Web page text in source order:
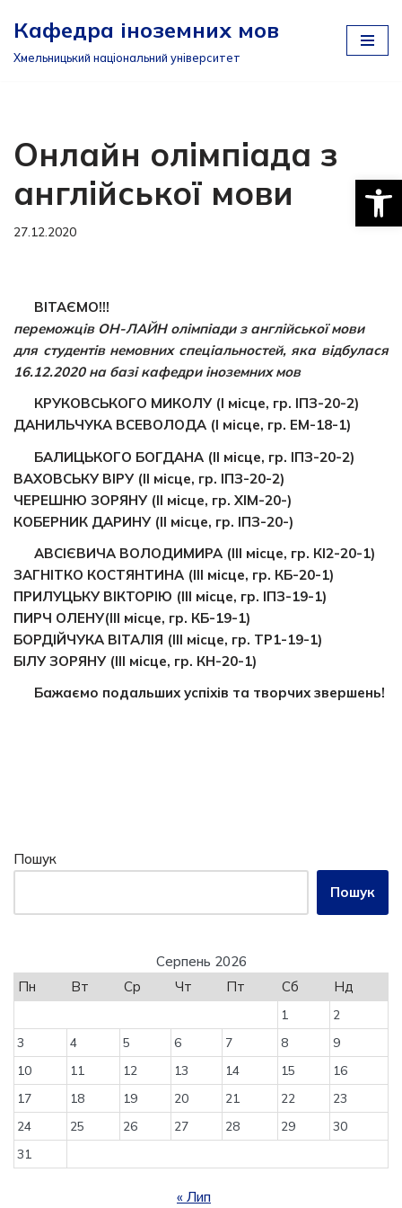
Перейти
Кафедра іноземних мов
Хмельницький національний університет
Онлайн олімпіада з
англійської мови
27.12.2020
ВІТАЄМО!!!
переможців ОН-ЛАЙН олімпіади з англійської мови
для студентів немовних спеціальностей,яка відбулася
16.12.2020 на базі кафедри іноземних мов
КРУКОВСЬКОГО МИКОЛУ (І місце, гр. ІПЗ-20-2)
ДАНИЛЬЧУКА ВСЕВОЛОДА (І місце, гр. ЕМ-18-1)
БАЛИЦЬКОГО БОГДАНА (ІІ місце, гр. ІПЗ-20-2)
ВАХОВСЬКУ ВІРУ (ІІ місце, гр. ІПЗ-20-2)
ЧЕРЕШНЮ ЗОРЯНУ (ІІ місце, гр. ХІМ-20-)
КОБЕРНИК ДАРИНУ (ІІ місце, гр. ІПЗ-20-)
АВСІЄВИЧА ВОЛОДИМИРА (ІІІ місце, гр. КІ2-20-1)
ЗАГНІТКО КОСТЯНТИНА (ІІІ місце, гр. КБ-20-1)
ПРИЛУЦЬКУ ВІКТОРІЮ (ІІІ місце, гр. ІПЗ-19-1)
ПИРЧ ОЛЕНУ(ІІІ місце, гр. КБ-19-1)
БОРДІЙЧУКА ВІТАЛІЯ (ІІІ місце, гр. ТР1-19-1)
БІЛУ ЗОРЯНУ (ІІІ місце, гр. КН-20-1)
Бажаємо подальших успіхів та творчих звершень!
Пошук
Пошук
Серпень 2026
Пн
Вт Ср Чт Пт Сб Нд
1
2
3
4 5 6 7 8
9
10
11 12 13 14 15
16
17
18 19 20 21 22
23
24
25 26 27 28 29
30
31
« Лип